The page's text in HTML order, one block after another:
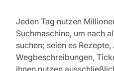
Jeden Tag nutzen
Suchmaschine, um nach
suchen; seien es
Wegbeschreibungen,
ihnen nutzen